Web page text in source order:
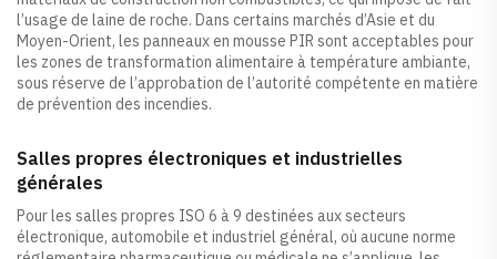
l’usage de laine de roche. Dans certains marchés d’Asie et du
Moyen-Orient, les panneaux en mousse PIR sont acceptables pour
les zones de transformation alimentaire à température ambiante,
sous réserve de l’approbation de l’autorité compétente en matière
de prévention des incendies.
Salles propres électroniques et industrielles
générales
Pour les salles propres ISO 6 à 9 destinées aux secteurs
électronique, automobile et industriel général, où aucune norme